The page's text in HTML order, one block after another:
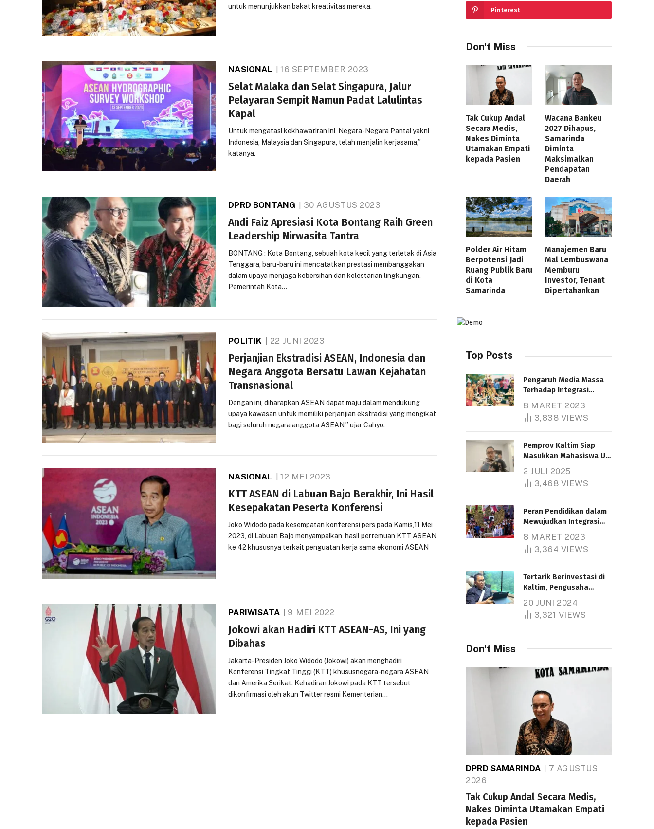
untuk menunjukkan bakat kreativitas mereka.
NASIONAL 16 SEPTEMBER 2023
Selat Malaka dan Selat Singapura, Jalur
Pelayaran Sempit Namun Padat Lalulintas
Kapal
Untuk mengatasi kekhawatiran ini, Negara-Negara Pantai yakni
Indonesia, Malaysia dan Singapura, telah menjalin kerjasama,”
katanya.
DPRD BONTANG 30 AGUSTUS 2023
Andi Faiz Apresiasi Kota Bontang Raih Green
Leadership Nirwasita Tantra
BONTANG : Kota Bontang, sebuah kota kecil yang terletak di Asia
Tenggara, baru-baru ini mencatatkan prestasi membanggakan
dalam upaya menjaga kebersihan dan kelestarian lingkungan.
Pemerintah Kota…
POLITIK 22 JUNI 2023
Perjanjian Ekstradisi ASEAN, Indonesia dan
Negara Anggota Bersatu Lawan Kejahatan
Transnasional
Dengan ini, diharapkan ASEAN dapat maju dalam mendukung
upaya kawasan untuk memiliki perjanjian ekstradisi yang mengikat
bagi seluruh negara anggota ASEAN,” ujar Cahyo.
NASIONAL 12 MEI 2023
KTT ASEAN di Labuan Bajo Berakhir, Ini Hasil
Kesepakatan Peserta Konferensi
Joko Widodo pada kesempatan konferensi pers pada Kamis,11 Mei
2023, di Labuan Bajo menyampaikan, hasil pertemuan KTT ASEAN
ke 42 khususnya terkait penguatan kerja sama ekonomi ASEAN
PARIWISATA 9 MEI 2022
Jokowi akan Hadiri KTT ASEAN-AS, Ini yang
Dibahas
Jakarta-Presiden Joko Widodo (Jokowi) akan menghadiri
Konferensi Tingkat Tinggi (KTT) khususnegara-negara ASEAN
dan Amerika Serikat. Kehadiran Jokowi pada KTT tersebut
dikonfirmasi oleh akun Twitter resmi Kementerian…
Pinterest
Don't Miss
Tak Cukup Andal
Secara Medis,
Nakes Diminta
Utamakan Empati
kepada Pasien
Wacana Bankeu
2027 Dihapus,
Samarinda
Diminta
Maksimalkan
Pendapatan
Daerah
Polder Air Hitam
Berpotensi Jadi
Ruang Publik Baru
di Kota
Samarinda
Manajemen Baru
Mal Lembuswana
Memburu
Investor, Tenant
Dipertahankan
Top Posts
Pengaruh Media Massa
Terhadap Integrasi
8 MARET 2023
3,838 VIEWS
Pemprov Kaltim Siap
Masukkan Mahasiswa UT
Bantuan Pendidikan
Gratispol
2 JULI 2025
3,468 VIEWS
Peran Pendidikan dalam
Mewujudkan Integrasi
8 MARET 2023
3,364 VIEWS
Tertarik Berinvestasi di
Kaltim, Pengusaha
1.000 Hektare
20 JUNI 2024
3,321 VIEWS
Don't Miss
DPRD SAMARINDA
7 AGUSTUS
2026
Tak Cukup Andal Secara Medis,
Nakes Diminta Utamakan Empati
kepada Pasien